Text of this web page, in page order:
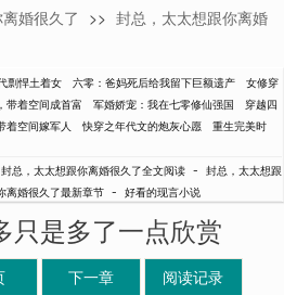
婚很久了 >> 封总，太太想跟你离婚
剽悍土着女 六零：爸妈死后给我留下巨额遗产
女修穿
带着空间成首富 军婚娇宠：我在七零修仙强国
穿越四
着空间嫁军人 快穿之年代文的炮灰心愿
重生完美时
封总，太太想跟你离婚很久了全文阅读 - 封总，太太想跟
离婚很久了最新章节 - 好看的现言小说
只是多了一点欣赏
下一章 阅读记录